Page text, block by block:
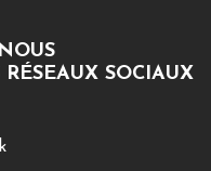
RÉSEAUX SOCIAUX